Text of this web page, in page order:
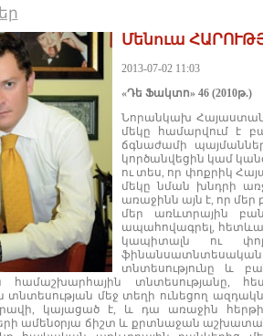
Մենուա
2013-07-02 11:03
«Դե Ֆակտո» 46 (2010թ.)
Նորանկախ
մեկը համարվում է
ճգնաժամի
կործանվեցին կամ
ու տես, որ փոքրիկ
մեկը նման խնդրի
առաջինն այն է, որ
մեր առևտրային
ապահովագրել,
կապիտալն ու
ֆինանսատնտեսական
տնտեսությունը և
համաշխարհային տնտեսությանը,
մեջ տեղի ունեցող
կայացած է, և դա առաջին
ամենօրյա ճիշտ և քրտնաջան